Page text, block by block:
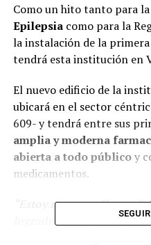
Como un hito tanto para la
Epilepsia como para la
la instalación de la
tendrá esta institución en
El nuevo edificio de la
ubicará en el sector
609- y tendrá entre sus
amplia y moderna
abierta a todo públicoy
medicamentos.
“Estoy muy orgullosa y
logrado dar el puntapié